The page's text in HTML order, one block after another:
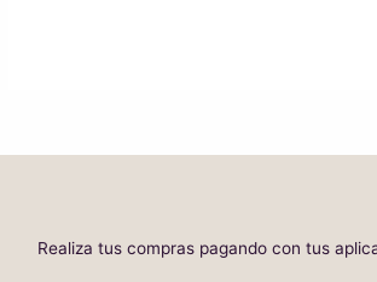
Realiza tus compras pagando con tus